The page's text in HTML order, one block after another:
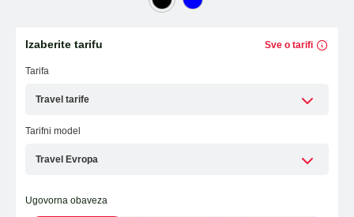
WiFi Modemi i ruteri
Dodatna oprema
OUTLET PONUDA
ESIM TRAVEL & TURIST
Izaberite tarifu Sve o tarifi
Tarifa
Travel tarife
Tarifni model
Travel Evropa
Ugovorna obaveza